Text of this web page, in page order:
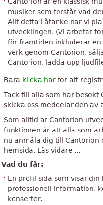
musiker som förstår vad
Allt detta i åtanke när vi
utvecklingen. (Vi arbetar
för framtiden inkluderar en
verk genom Cantorion,
Cantorion, ladda upp
Bara klicka här för att
Tack till alla som har besökt
skicka oss meddelanden av
Som alltid är Cantorion
funktionen är att alla som
nu anmäla dig till Cantorion
hemsida. Läs vidare ...
Vad du får:
En profil sida som visar
professionell information,
konserter.